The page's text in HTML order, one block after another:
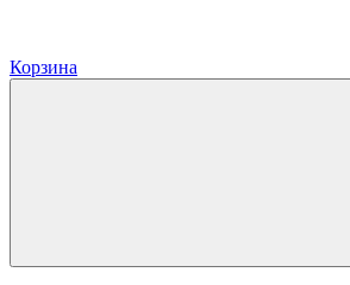
Корзина